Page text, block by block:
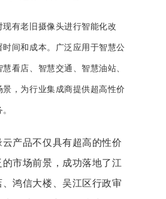
有老旧摄像头进行智能化改
间和成本。广泛应用于智慧公
看店、智慧交通、智慧油站、
，为行业集成商提供超高性价
产品不仅具有超高的性价
市场前景，成功落地了江
鸿信大楼、吴江区行政审